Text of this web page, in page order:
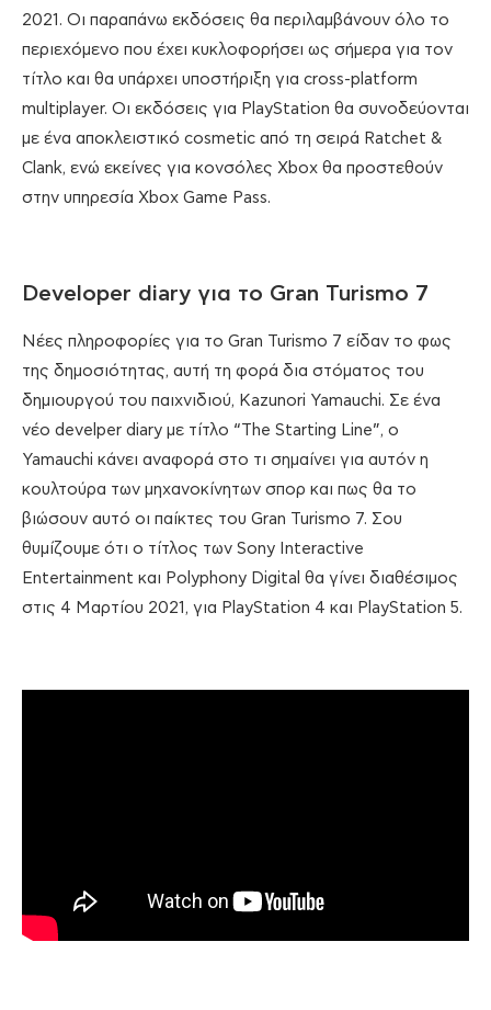
2021. Οι παραπάνω εκδόσεις θα περιλαμβάνουν όλο το
περιεχόμενο που έχει κυκλοφορήσει ως σήμερα για τον
τίτλο και θα υπάρχει υποστήριξη για cross-platform
multiplayer. Οι εκδόσεις για PlayStation θα συνοδεύονται
με ένα αποκλειστικό cosmetic από τη σειρά Ratchet &
Clank, ενώ εκείνες για κονσόλες Xbox θα προστεθούν
στην υπηρεσία Xbox Game Pass.
Developer diary για το Gran Turismo 7
Νέες πληροφορίες για το Gran Turismo 7 είδαν το φως
της δημοσιότητας, αυτή τη φορά δια στόματος του
δημιουργού του παιχνιδιού, Kazunori Yamauchi. Σε ένα
νέο develper diary με τίτλο “The Starting Line”, o
Yamauchi κάνει αναφορά στο τι σημαίνει για αυτόν η
κουλτούρα των μηχανοκίνητων σπορ και πως θα το
βιώσουν αυτό οι παίκτες του Gran Turismo 7. Σου
θυμίζουμε ότι ο τίτλος των Sony Interactive
Entertainment και Polyphony Digital θα γίνει διαθέσιμος
στις 4 Μαρτίου 2021, για PlayStation 4 και PlayStation 5.